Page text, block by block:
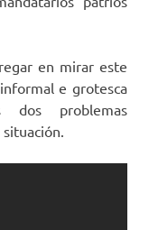
en mirar este
e grotesca
dos problemas